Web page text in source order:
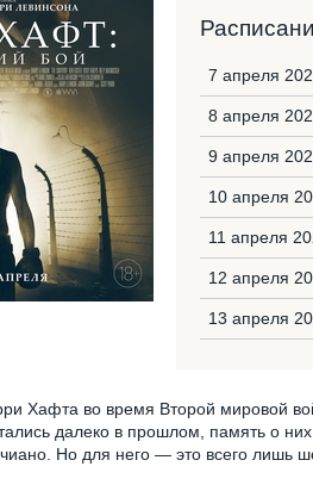
7 апреля
8 апреля
9 апреля
10 апреля
11 апреля
12 апреля
13 апреля
Хафта во время Второй мировой
далеко в прошлом, память о
Но для него — это всего лишь